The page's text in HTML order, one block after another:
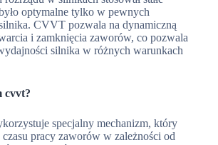
optymalne tylko w pewnych
CVVT pozwala na dynamiczną
i zamknięcia zaworów, co pozwala
silnika w różnych warunkach
cvvt?
specjalny mechanizm, który
pracy zaworów w zależności od